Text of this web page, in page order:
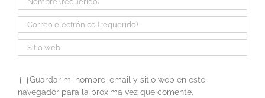
Guardar mi nombre, email y sitio web en este
navegador para la próxima vez que comente.